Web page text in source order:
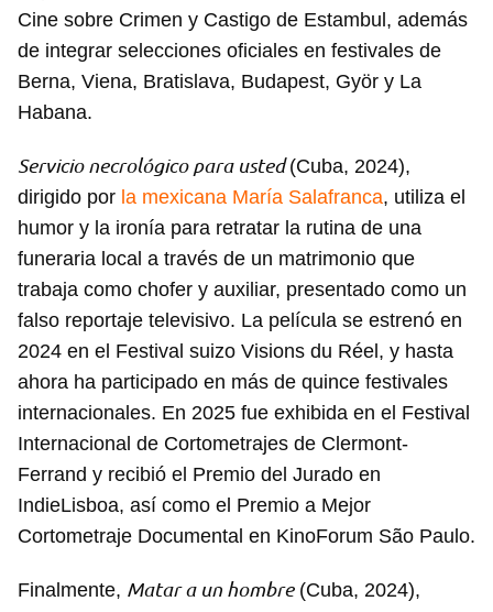
Cine sobre Crimen y Castigo de Estambul, además
de integrar selecciones oficiales en festivales de
Berna, Viena, Bratislava, Budapest, Györ y La
Habana.
Servicio necrológico para usted(Cuba, 2024),
dirigido por la mexicana María Salafranca, utiliza el
humor y la ironía para retratar la rutina de una
funeraria local a través de un matrimonio que
trabaja como chofer y auxiliar, presentado como un
falso reportaje televisivo. La película se estrenó en
2024 en el Festival suizo Visions du Réel, y hasta
ahora ha participado en más de quince festivales
internacionales. En 2025 fue exhibida en el Festival
Internacional de Cortometrajes de Clermont-
Ferrand y recibió el Premio del Jurado en
IndieLisboa, así como el Premio a Mejor
Cortometraje Documental en KinoForum São Paulo.
Finalmente, Matar a un hombre(Cuba, 2024),